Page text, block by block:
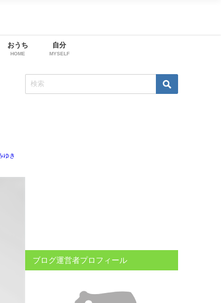
おうち
HOME
自分
MYSELF
ゆき
ブログ運営者プロフィール